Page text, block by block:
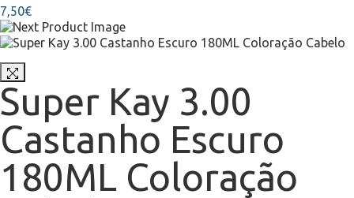
7,50€
Super Kay 3.00
Castanho Escuro
180ML Coloração